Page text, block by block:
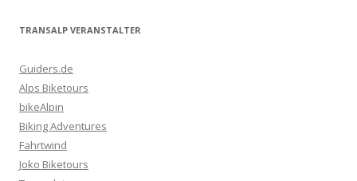
TRANSALP VERANSTALTER
Guiders.de
Alps Biketours
bikeAlpin
Biking Adventures
Fahrtwind
Joko Biketours